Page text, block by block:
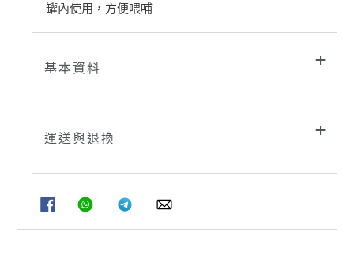
罐內使用，方便喂哺
基本資料
運送與退換
FACEBOOK
分
享
WHATSAPPTELEGRAM
分
享
WHATSAPP